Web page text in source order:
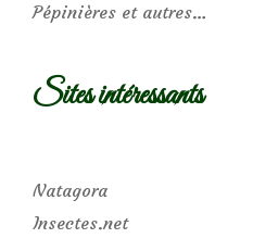
Pépinières et autres…
Sites intéressants
Natagora
Insectes.net